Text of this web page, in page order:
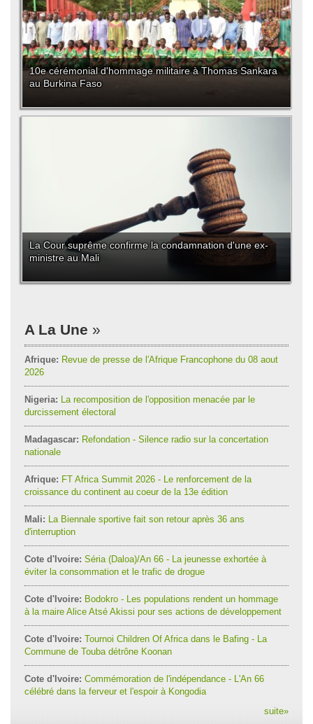
10e cérémonial d'hommage militaire à Thomas Sankara
au Burkina Faso
La Cour suprême confirme la condamnation d'une ex-
ministre au Mali
A La Une
Afrique: Revue de presse de l'Afrique Francophone du 08 aout
2026
Nigeria: La recomposition de l'opposition menacée par le
durcissement électoral
Madagascar: Refondation - Silence radio sur la concertation
nationale
Afrique: FT Africa Summit 2026 - Le renforcement de la
croissance du continent au coeur de la 13e édition
Mali: La Biennale sportive fait son retour après 36 ans
d'interruption
Cote d'Ivoire: Séria (Daloa)/An 66 - La jeunesse exhortée à
éviter la consommation et le trafic de drogue
Cote d'Ivoire: Bodokro - Les populations rendent un hommage
à la maire Alice Atsé Akissi pour ses actions de développement
Cote d'Ivoire: Tournoi Children Of Africa dans le Bafing - La
Commune de Touba détrône Koonan
Cote d'Ivoire: Commémoration de l'indépendance - L'An 66
célébré dans la ferveur et l'espoir à Kongodia
suite»